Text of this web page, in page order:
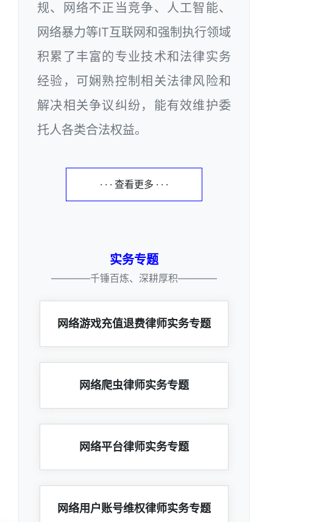
规、网络不正当竞争、人工智能、
网络暴力等IT互联网和强制执行领域
积累了丰富的专业技术和法律实务
经验，可娴熟控制相关法律风险和
解决相关争议纠纷，能有效维护委
托人各类合法权益。
· · · 查看更多 · · ·
实务专题
————千锤百炼、深耕厚积————
网络游戏充值退费律师实务专题
网络爬虫律师实务专题
网络平台律师实务专题
网络用户账号维权律师实务专题